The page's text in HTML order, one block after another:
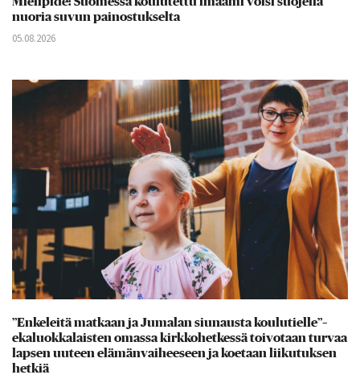
nuoria suvun painostukselta
05.08.2026
”Enkeleitä matkaan ja Jumalan siunausta koulutielle”–
ekaluokkalaisten omassa kirkkohetkessä toivotaan turvaa
lapsen uuteen elämänvaiheeseen ja koetaan liikutuksen
hetkiä